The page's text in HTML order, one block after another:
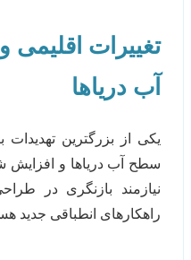
تغییرات اقلیمی
آب دریاها
یکی از بزرگترین
سطح آب دریاها و افزایش
نیازمند بازنگری در
راهکارهای انطباقی جدید